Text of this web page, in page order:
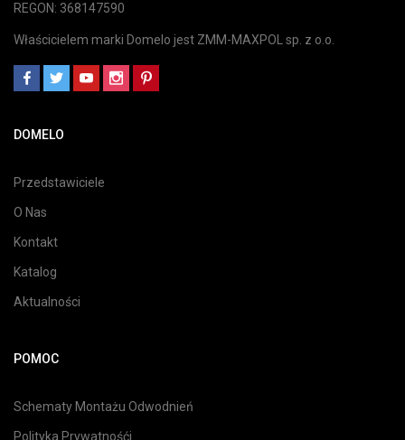
REGON: 368147590
Właścicielem marki Domelo jest ZMM-MAXPOL sp. z o.o.
DOMELO
Przedstawiciele
O Nas
Kontakt
Katalog
Aktualności
POMOC
Schematy Montażu Odwodnień
Polityka Prywatnośći